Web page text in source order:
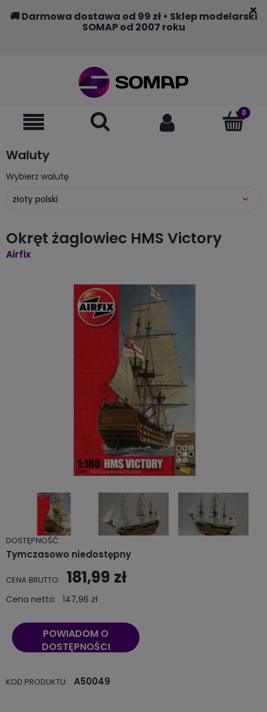
🚚 Darmowa dostawa od 99 zł • Sklep modelarski
SOMAP od 2007 roku
Waluty
Wybierz walutę
Okręt żaglowiec HMS Victory
Airfix
DOSTĘPNOŚĆ:
Tymczasowo niedostępny
CENA BRUTTO: 181,99 zł
Cena netto: 147,96 zł
POWIADOM O
DOSTĘPNOŚCI
KOD PRODUKTU: A50049